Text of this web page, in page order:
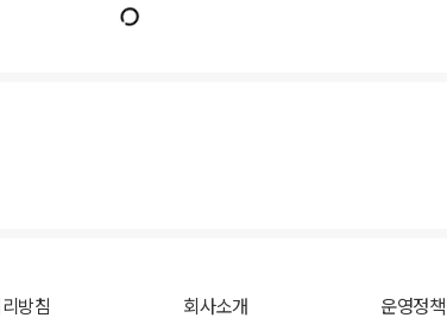
방침 회사소개 운영정책